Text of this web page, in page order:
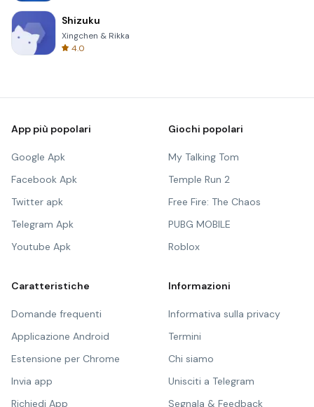
Shizuku
Xingchen & Rikka
4.0
App più popolari
Google Apk
Facebook Apk
Twitter apk
Telegram Apk
Youtube Apk
Giochi popolari
My Talking Tom
Temple Run 2
Free Fire: The Chaos
PUBG MOBILE
Roblox
Caratteristiche
Domande frequenti
Applicazione Android
Estensione per Chrome
Invia app
Richiedi App
Informazioni
Informativa sulla privacy
Termini
Chi siamo
Unisciti a Telegram
Segnala & Feedback